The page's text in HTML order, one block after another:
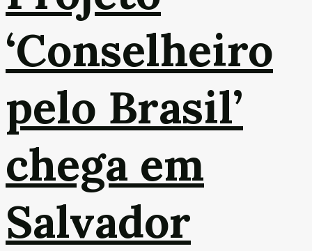
‘Conselheiro
pelo Brasil’
chega em
Salvador